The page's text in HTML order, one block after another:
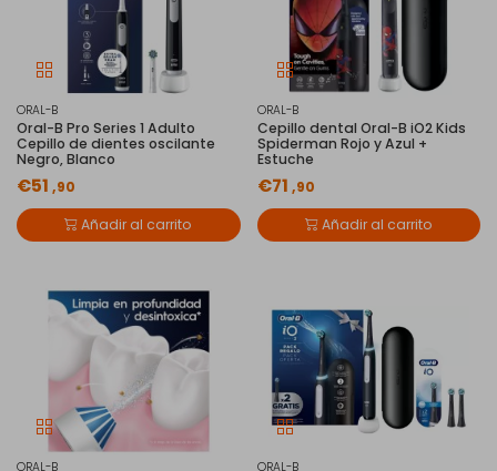
ORAL-B
Oral-B Pro Series 1 Adulto
Cepillo de dientes oscilante
Negro, Blanco
€51 ,90
Añadir al carrito
ORAL-B
Cepillo dental Oral-B iO2 Kids
Spiderman Rojo y Azul +
Estuche
€71 ,90
Añadir al carrito
ORAL-B ORAL-B